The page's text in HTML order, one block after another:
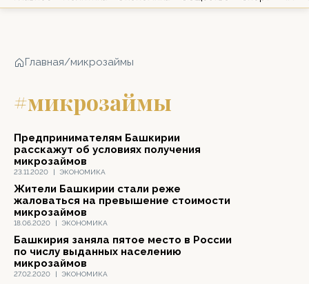
Главная/микрозаймы
#микрозаймы
23.11.2020 | ЭКОНОМИКА
Предпринимателям Башкирии
расскажут об условиях получения
микрозаймов
18.06.2020 | ЭКОНОМИКА
Жители Башкирии стали реже
жаловаться на превышение стоимости
микрозаймов
27.02.2020 | ЭКОНОМИКА
Башкирия заняла пятое место в России
по числу выданных населению
микрозаймов